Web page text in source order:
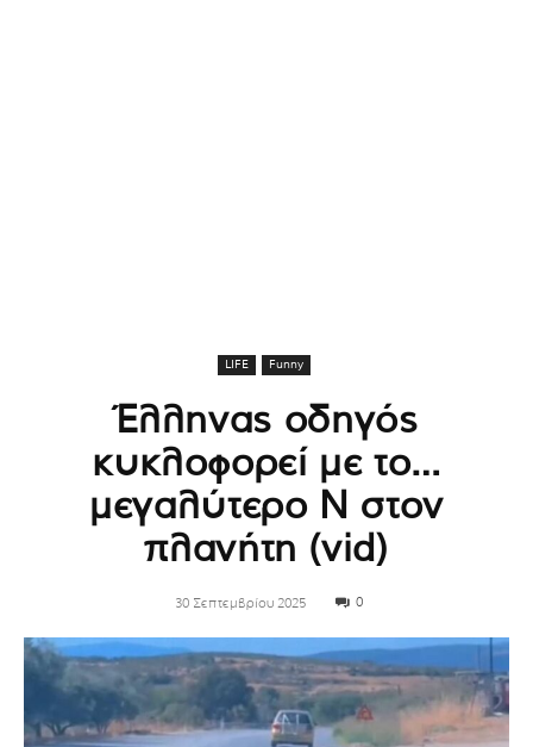
LIFE Funny
Έλληνας οδηγός
κυκλοφορεί με το…
μεγαλύτερο Ν στον
πλανήτη (vid)
30 Σεπτεμβρίου 2025 0